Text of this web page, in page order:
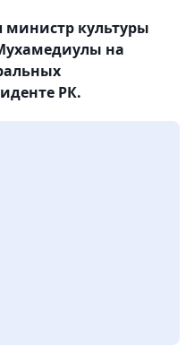
министр культуры
на
РК.